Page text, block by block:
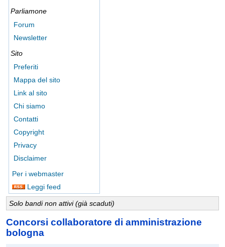
Parliamone
Forum
Newsletter
Sito
Preferiti
Mappa del sito
Link al sito
Chi siamo
Contatti
Copyright
Privacy
Disclaimer
Per i webmaster
Leggi feed
Solo bandi non attivi (già scaduti)
Concorsi collaboratore di amministrazione
bologna